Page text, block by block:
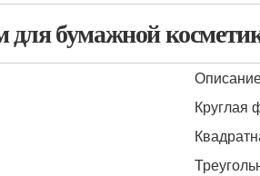
бумажной
Круглая